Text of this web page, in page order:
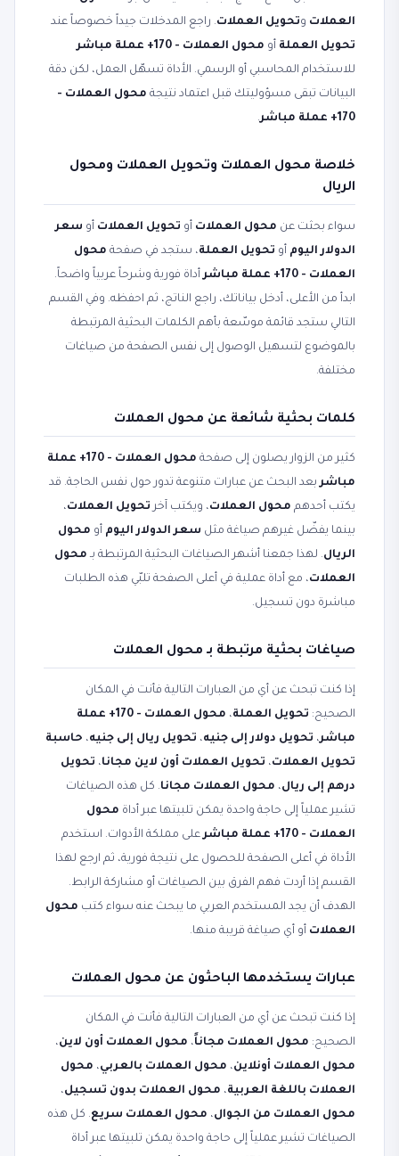
العملات وتحويل العملات. راجع المدخلات جيداً خصوصاً عند
تحويل العملة أو محول العملات - 170+ عملة مباشر
للاستخدام المحاسبي أو الرسمي. الأداة تسهّل العمل، لكن دقة
البيانات تبقى مسؤوليتك قبل اعتماد نتيجة محول العملات -
170+ عملة مباشر
.
خلاصة محول العملات وتحويل العملات ومحول
الريال
سواء بحثت عن محول العملات أو تحويل العملات أو سعر
الدولار اليوم أو تحويل العملة، ستجد في صفحة محول
العملات - 170+ عملة مباشر
أداة فورية وشرحاً عربياً واضحاً.
ابدأ من الأعلى، أدخل بياناتك، راجع الناتج، ثم احفظه. وفي القسم
التالي ستجد قائمة موسّعة بأهم الكلمات البحثية المرتبطة
بالموضوع لتسهيل الوصول إلى نفس الصفحة من صياغات
مختلفة.
كلمات بحثية شائعة عن محول العملات
كثير من الزوار يصلون إلى صفحة
محول العملات - 170+ عملة
مباشربعد البحث عن عبارات متنوعة تدور حول نفس الحاجة. قد
يكتب أحدهم محول العملات، ويكتب آخر تحويل العملات،
بينما يفضّل غيرهم صياغة مثل سعر الدولار اليوم أو محول
الريال. لهذا جمعنا أشهر الصياغات البحثية المرتبطة بـ محول
العملات، مع أداة عملية في أعلى الصفحة تلبّي هذه الطلبات
مباشرة دون تسجيل.
صياغات بحثية مرتبطة بـ محول العملات
إذا كنت تبحث عن أي من العبارات التالية فأنت في المكان
الصحيح: تحويل العملة،
محول العملات - 170+ عملة
مباشر، تحويل دولار إلى جنيه، تحويل ريال إلى جنيه، حاسبة
تحويل العملات، تحويل العملات أون لاين مجانا، تحويل
درهم إلى ريال، محول العملات مجانا. كل هذه الصياغات
تشير عملياً إلى حاجة واحدة يمكن تلبيتها عبر أداة محول
العملات - 170+ عملة مباشر
على مملكة الأدوات. استخدم
الأداة في أعلى الصفحة للحصول على نتيجة فورية، ثم ارجع لهذا
القسم إذا أردت فهم الفرق بين الصياغات أو مشاركة الرابط.
الهدف أن يجد المستخدم العربي ما يبحث عنه سواء كتب محول
العملات أو أي صياغة قريبة منها.
عبارات يستخدمها الباحثون عن محول العملات
إذا كنت تبحث عن أي من العبارات التالية فأنت في المكان
الصحيح: محول العملات مجاناً، محول العملات أون لاين،
محول العملات أونلاين، محول العملات بالعربي، محول
العملات باللغة العربية، محول العملات بدون تسجيل،
محول العملات من الجوال، محول العملات سريع. كل هذه
الصياغات تشير عملياً إلى حاجة واحدة يمكن تلبيتها عبر أداة